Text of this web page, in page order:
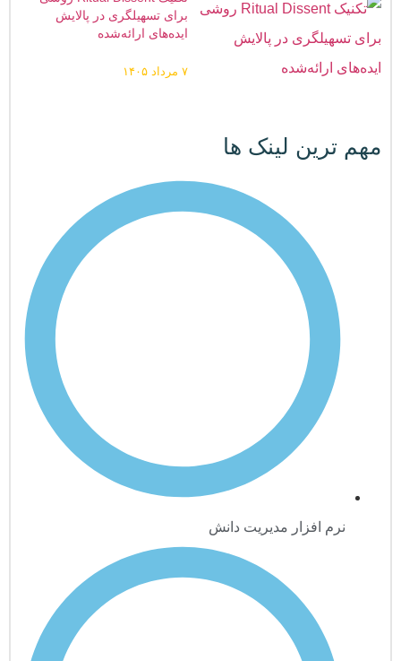
برای تسهیلگری در پالایش
ایده‌های ارائه‌شده
۷ مرداد ۱۴۰۵
مهم ترین لینک ها
نرم افزار مدیریت دانش